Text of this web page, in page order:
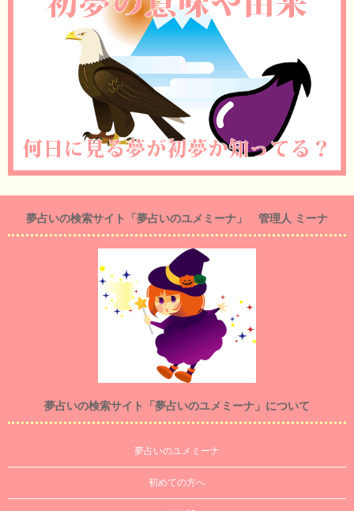
夢占いの検索サイト「夢占いのユメミーナ」 管理人 ミーナ
夢占いの検索サイト「夢占いのユメミーナ」について
夢占いのユメミーナ
初めての方へ